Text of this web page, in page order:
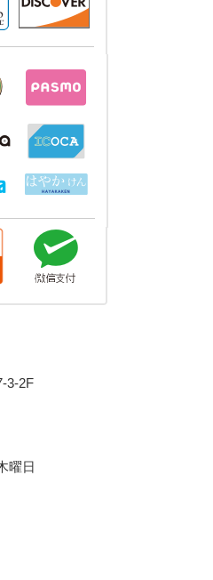
3-2F
曜日